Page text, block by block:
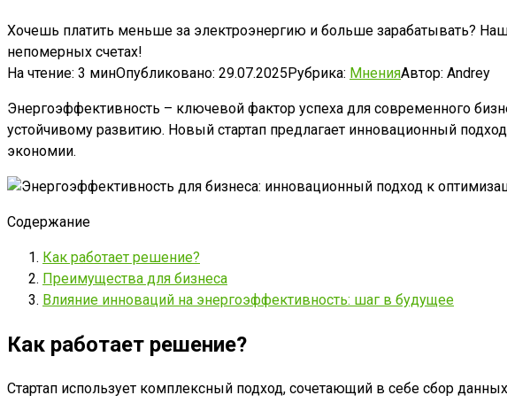
Хочешь платить меньше за электроэнергию и больше зарабатывать?
непомерных счетах!
На чтение: 3 минОпубликовано: 29.07.2025Рубрика: МненияАвтор: Andrey
Энергоэффективность – ключевой фактор успеха для современного
устойчивому развитию. Новый стартап предлагает инновационный
экономии.
Содержание
Как работает решение?
Преимущества для бизнеса
Влияние инноваций на энергоэффективность: шаг в будущее
Как работает решение?
Стартап использует комплексный подход, сочетающий в себе сбор